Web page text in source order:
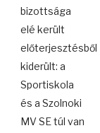
bizottsága
elé került
előterjesztésből
kiderült: a
Sportiskola
és a Szolnoki
MV SE túl van